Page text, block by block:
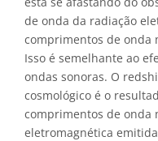
de onda da radiação
comprimentos de onda
Isso é semelhante ao
ondas sonoras. O
cosmológico é o
comprimentos de onda
eletromagnética